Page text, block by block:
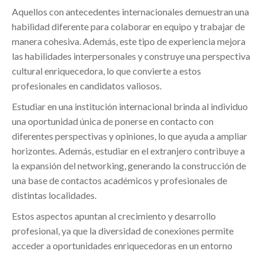
Aquellos con antecedentes internacionales demuestran una
habilidad diferente para colaborar en equipo y trabajar de
manera cohesiva. Además, este tipo de experiencia mejora
las habilidades interpersonales y construye una perspectiva
cultural enriquecedora, lo que convierte a estos
profesionales en candidatos valiosos.
Estudiar en una institución internacional brinda al individuo
una oportunidad única de ponerse en contacto con
diferentes perspectivas y opiniones, lo que ayuda a ampliar
horizontes. Además, estudiar en el extranjero contribuye a
la expansión del networking, generando la construcción de
una base de contactos académicos y profesionales de
distintas localidades.
Estos aspectos apuntan al crecimiento y desarrollo
profesional, ya que la diversidad de conexiones permite
acceder a oportunidades enriquecedoras en un entorno